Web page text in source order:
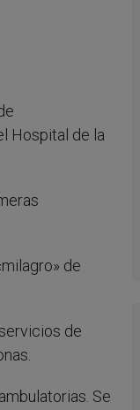
Hospital de la
de
de
Se